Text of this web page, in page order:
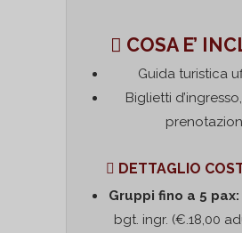
COSA E’
Guida turistica
Biglietti
DETTAGLIO
Gruppi fino a 5 pax:
bgt. ingr. (€.18,00